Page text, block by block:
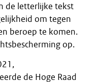
de letterlijke tekst
om tegen
beroep te komen.
op.
de Hoge Raad